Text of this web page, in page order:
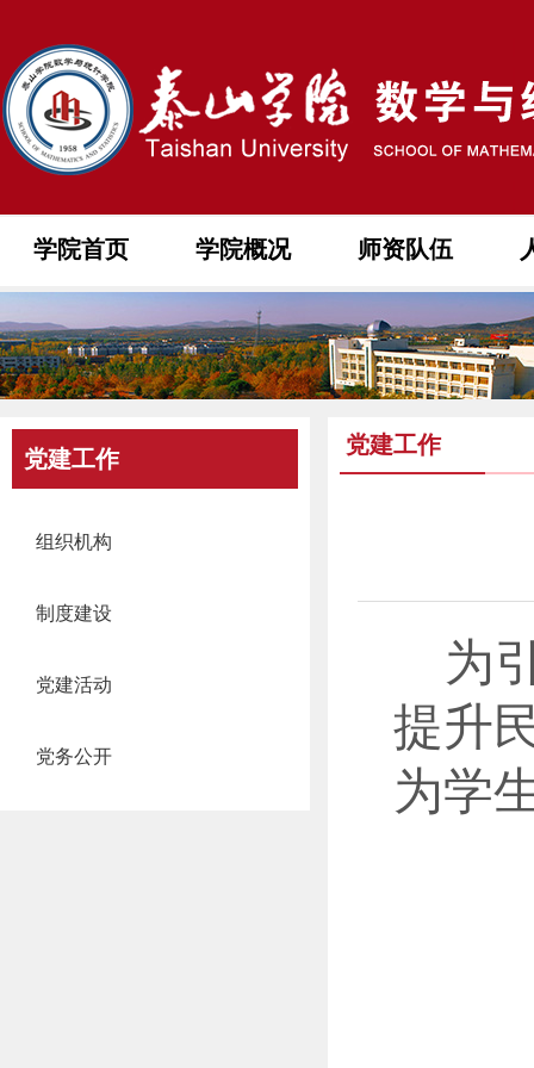
学院首页 学院概况 师资队伍
党建工作
组织机构
制度建设
党建活动
党务公开
党建工作
为
提升
为学